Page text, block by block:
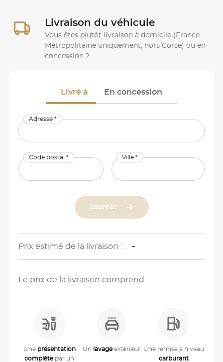
Livraison du véhicule
Vous êtes plutôt livraison à domicile (France
Métropolitaine uniquement, hors Corse) ou en
concession ?
Livré à En concession
Adresse *
Code postal * Ville *
Estimer
Prix estimé de la livraison : -
Le prix de la livraison comprend :
Une présentation
complètepar un
Un lavageextérieur Une remise à niveau
carburant